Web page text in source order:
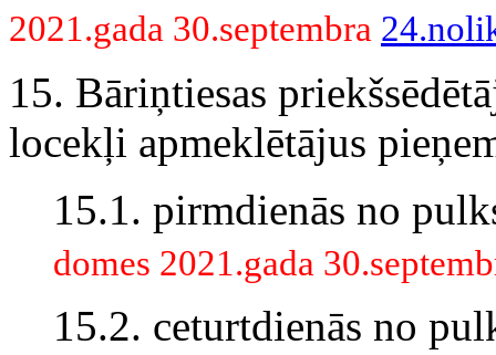
2021.gada 30.septembra
15. Bāriņtiesas
locekļi apmeklētājus
15.1. pirmdienās no
domes 2021.gada
15.2. ceturtdienās no